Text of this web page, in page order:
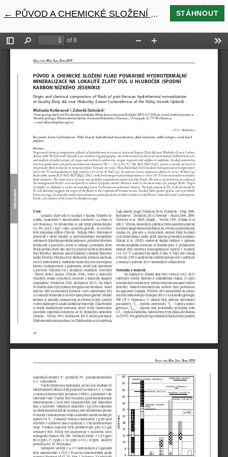
← Návrat na podrobnosti článku
PŮVOD A CHEMICKÉ SLOŽENÍ FLUID POVARISKÉ HYDROTERMÁLNÍ MINERALIZACE NA LOKALITĚ ZLATÝ DŮL U HLUBOČEK (SPODNÍ KARBON NÍZKÉHO JESENÍKU) STÁHNOUT